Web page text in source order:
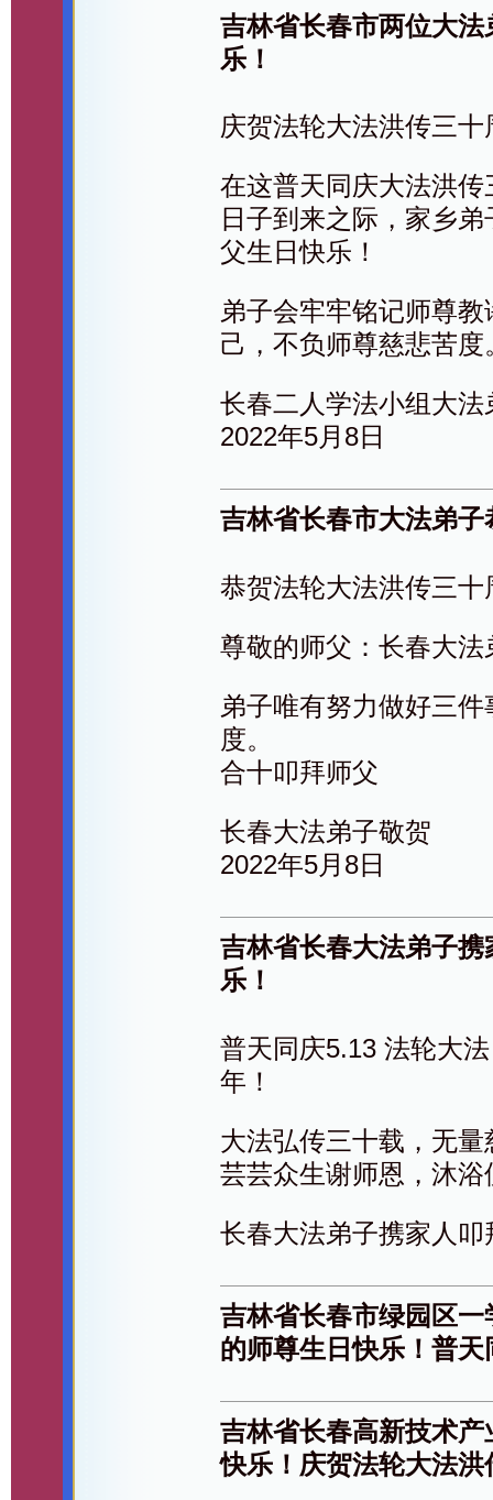
吉林省长春市两位大
乐！
庆贺法轮大法洪传三十
在这普天同庆大法洪
日子到来之际，家乡
父生日快乐！
弟子会牢牢铭记师尊
己，不负师尊慈悲苦度
长春二人学法小组大法
2022年5月8日
吉林省长春市大法弟
恭贺法轮大法洪传三十
尊敬的师父：长春大
弟子唯有努力做好三
度。
合十叩拜师父
长春大法弟子敬贺
2022年5月8日
吉林省长春大法弟子
乐！
普天同庆5.13 法轮大
年！
大法弘传三十载，无
芸芸众生谢师恩，沐浴
长春大法弟子携家人叩
吉林省长春市绿园区
的师尊生日快乐！普
吉林省长春高新技术
快乐！庆贺法轮大法洪